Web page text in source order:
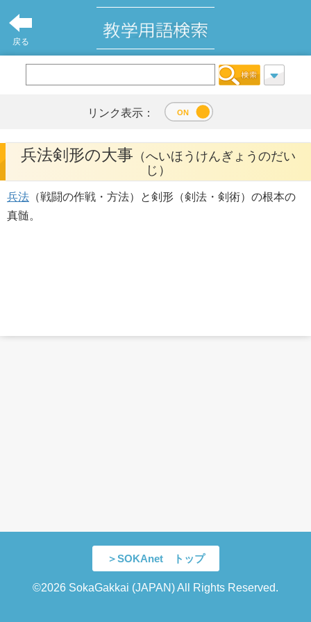
戻る
リンク表示：
兵法剣形の大事 （へいほうけんぎょうのだい
じ）
兵法 （戦闘の作戦・方法）と剣形（剣法・剣術）の根本の
真髄。
＞SOKAnet トップ
©2026 SokaGakkai (JAPAN) All Rights Reserved.